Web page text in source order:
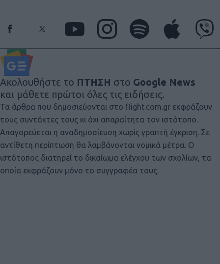
Ακολουθήστε το ΠΤΗΣΗ στο Google News
και μάθετε πρώτοι όλες τις ειδήσεις.
Τα άρθρα που δημοσιεύονται στο flight.com.gr εκφράζουν
τους συντάκτες τους κι όχι απαραίτητα τον ιστότοπο.
Απαγορεύεται η αναδημοσίευση χωρίς γραπτή έγκριση. Σε
αντίθετη περίπτωση θα λαμβάνονται νομικά μέτρα. Ο
ιστότοπος διατηρεί το δικαίωμα ελέγχου των σχολίων, τα
οποία εκφράζουν μόνο το συγγραφέα τους.